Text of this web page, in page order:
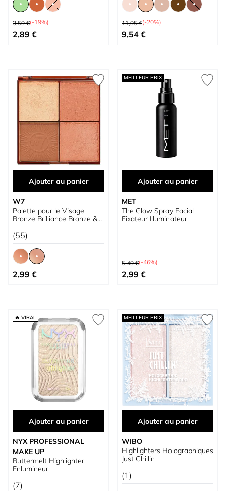
Prix normal
3,59 €(-19%)
À partir de
2,89 €
Prix normal
11,95 €(-20%)
À partir de
9,54 €
Ajouter au panier
W7
Palette pour le Visage
Bronze Brilliance Bronze &
Glow
(55)
À partir de
2,99 €
MEILLEUR PRIX
Ajouter au panier
MET
The Glow Spray Facial
Fixateur Illuminateur
Prix normal
5,49 €(-46%)
Prix spécial
2,99 €
🔥 VIRAL
Ajouter au panier
NYX PROFESSIONAL
MAKE UP
Buttermelt Highlighter
Enlumineur
(7)
MEILLEUR PRIX
Ajouter au panier
WIBO
Highlighters Holographiques
Just Chillin
(1)